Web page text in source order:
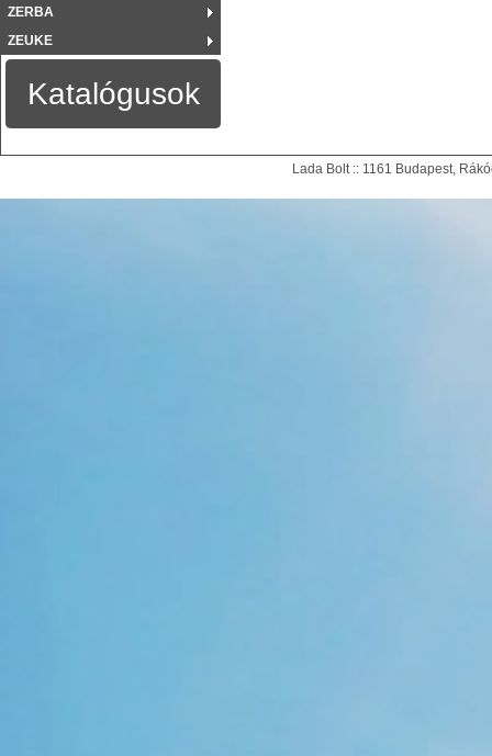
ZERBA
ZEUKE
Katalógusok
Lada Bolt :: 1161 Budapest,